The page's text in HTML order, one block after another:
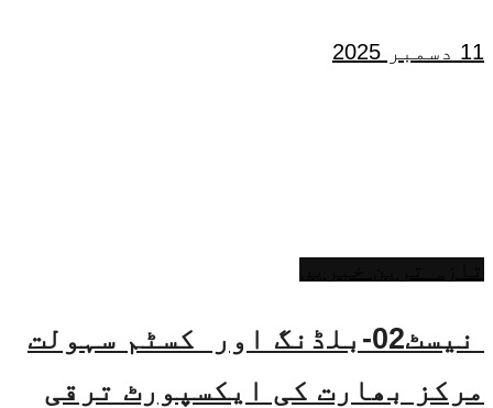
11 دسمبر 2025
نیسٹ02-بلڈنگ اور کسٹم سہولت
مرکز بھارت کی ایکسپورٹ ترقی